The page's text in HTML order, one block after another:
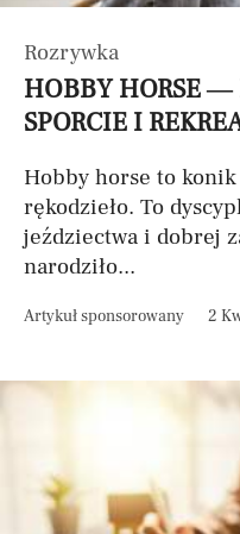
Rozrywka
HOBBY HORSE —
SPORCIE I
Hobby horse to
rękodzieło. To
jeździectwa i dobrej
narodziło...
Artykuł sponsorowany 2